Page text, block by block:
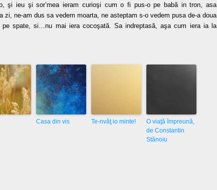
şi ieu şi sor’mea ieram curioşi cum o fi pus-o pe babă in tron, asa
zi, ne-am dus sa vedem moarta, ne asteptam s-o vedem pusa de-a doua
pe spate, si…nu mai iera cocoşată. Sa indreptasă, aşa cum iera ia la
Casa din vis Te-nvăţ io minte!
O viaţă împreună,
de Constantin
Stănoiu